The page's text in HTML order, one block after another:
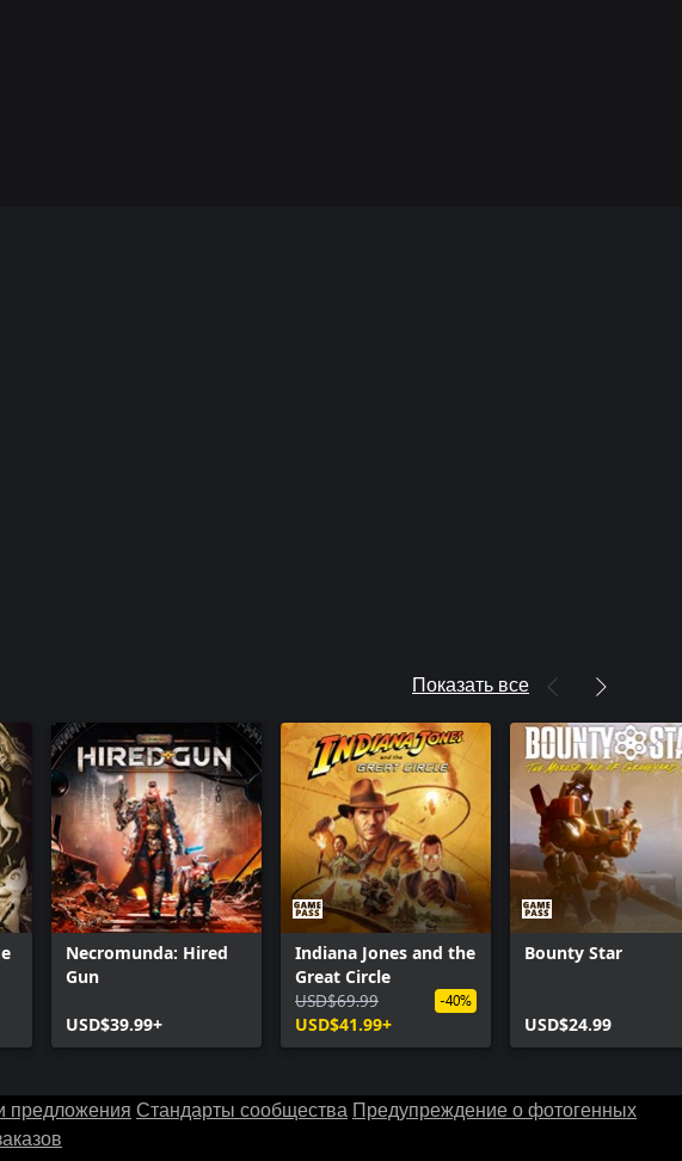
Показать все
Necromunda: Hired
Gun
USD$39.99+
Indiana Jones and the
Great Circle
USD$69.99
USD$41.99+
-40%
Bounty Star
USD$24.99
предложения Стандарты сообщества Предупреждение о фотогенных